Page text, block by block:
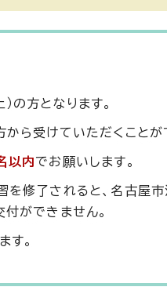
の方となります。
から受けていただくことが
以内でお願いします。
を修了されると、名古屋
ができません。
す。